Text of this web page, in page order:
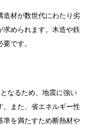
造材が数世代にわたり劣
求められます。木造や鉄
です。
なるため、地震に強い
。また、省エネルギー性
準を満たすため断熱材や